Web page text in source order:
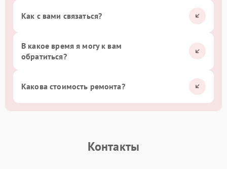
Как с вами связаться?
В какое время я могу к вам
обратиться?
Какова стоимость ремонта?
Контакты